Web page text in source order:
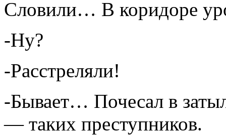
Словили… В коридоре
-Ну?
-Расстреляли!
-Бывает… Почесал в
— таких преступников.